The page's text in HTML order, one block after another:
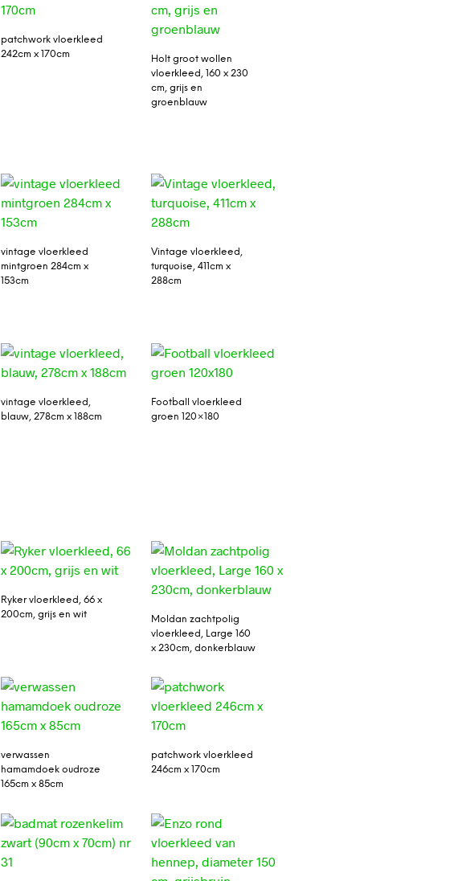
patchwork vloerkleed
242cm x 170cm
Holt groot wollen
vloerkleed, 160 x 230
cm, grijs en
groenblauw
vintage vloerkleed
mintgroen 284cm x
153cm
Vintage vloerkleed,
turquoise, 411cm x
288cm
vintage vloerkleed,
blauw, 278cm x 188cm
Football vloerkleed
groen 120×180
Ryker vloerkleed, 66 x
200cm, grijs en wit
Moldan zachtpolig
vloerkleed, Large 160
x 230cm, donkerblauw
verwassen
hamamdoek oudroze
165cm x 85cm
patchwork vloerkleed
246cm x 170cm